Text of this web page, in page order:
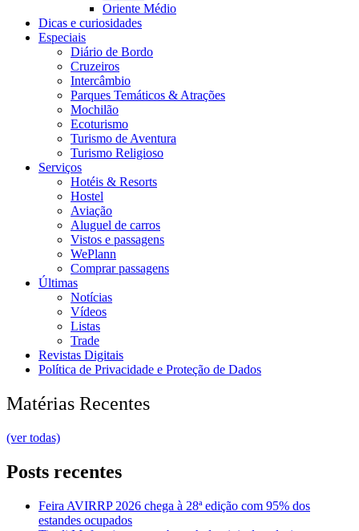
Oriente Médio
Dicas e curiosidades
Especiais
Diário de Bordo
Cruzeiros
Intercâmbio
Parques Temáticos & Atrações
Mochilão
Ecoturismo
Turismo de Aventura
Turismo Religioso
Serviços
Hotéis & Resorts
Hostel
Aviação
Aluguel de carros
Vistos e passagens
WePlann
Comprar passagens
Últimas
Notícias
Vídeos
Listas
Trade
Revistas Digitais
Política de Privacidade e Proteção de Dados
Matérias Recentes
(ver todas)
Posts recentes
Feira AVIRRP 2026 chega à 28ª edição com 95% dos
estandes ocupados